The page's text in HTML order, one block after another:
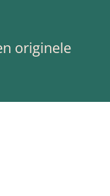
originele